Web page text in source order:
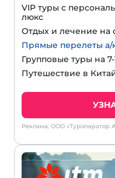
VIP туры с
люкс
Отдых и лечение на
Прямые перелеты а/
Групповые туры на
Путешествие в
Реклама: ООО «Туроператор